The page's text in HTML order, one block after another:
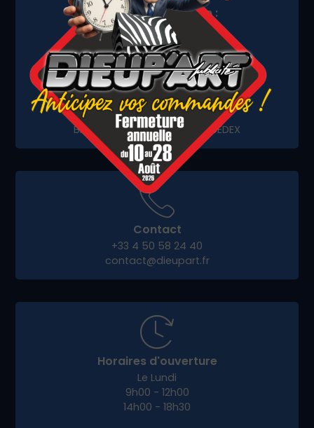
Adresse de livraison :
1584 Avenue André Lasquin
74700 Sallanches
Adresse postale :
BP 57 - 74702 SALLANCHES CEDEX
Contact
+33 4 50 58 24 40
contact@dieupart.fr
Horaires d'ouverture
Le Lundi
9h00 - 12h00
14h00 - 18h30